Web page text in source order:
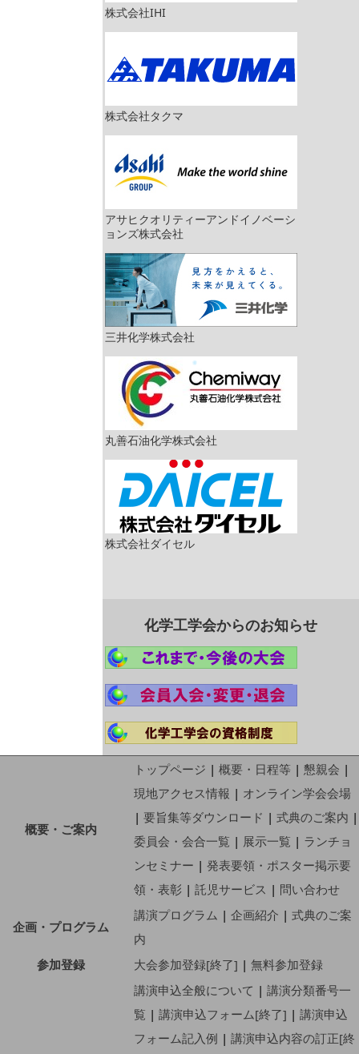
株式会社IHI
株式会社タクマ
アサヒクオリティーアンドイノベーシ
ョンズ株式会社
三井化学株式会社
丸善石油化学株式会社
株式会社ダイセル
化学工学会からのお知らせ
概要・ご案内
トップページ | 概要・日程等 | 懇親会 |
現地アクセス情報 | オンライン学会会場
| 要旨集等ダウンロード | 式典のご案内 |
委員会・会合一覧 | 展示一覧 | ランチョ
ンセミナー | 発表要領・ポスター掲示要
領・表彰 | 託児サービス | 問い合わせ
企画・プログラム
講演プログラム | 企画紹介 | 式典のご案
内
参加登録
大会参加登録[終了] | 無料参加登録
講演申込全般について | 講演分類番号一
覧 | 講演申込フォーム[終了] | 講演申込
フォーム記入例 | 講演申込内容の訂正[終